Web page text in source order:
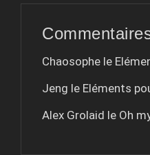
Chaosophe le
Jeng le Eléments
Alex Grolaid le Oh